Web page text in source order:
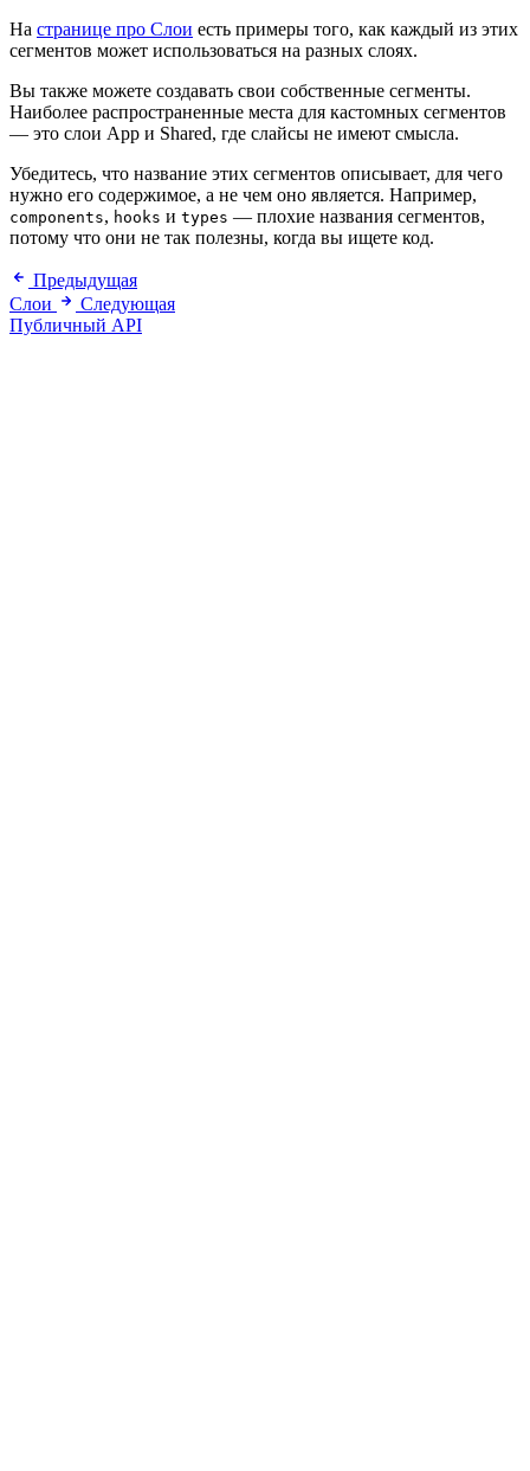
На странице про Слои есть примеры того, как каждый из этих
сегментов может использоваться на разных слоях.
Вы также можете создавать свои собственные сегменты.
Наиболее распространенные места для кастомных сегментов
— это слои App и Shared, где слайсы не имеют смысла.
Убедитесь, что название этих сегментов описывает, для чего
нужно его содержимое, а не чем оно является. Например,
components, hooks и types — плохие названия сегментов,
потому что они не так полезны, когда вы ищете код.
Предыдущая
Слои
Следующая
Публичный API